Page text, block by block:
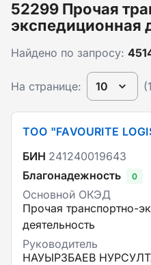
52299 Прочая
экспедиционная
Найдено по запросу:
На странице: 10
ТОО "FAVOURITE
БИН 241240019643
Благонадежность
0
Основной ОКЭД
Прочая транспортно-
деятельность
Руководитель
НАУЫРЗБАЕВ